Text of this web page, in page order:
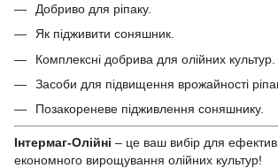
Добриво для ріпаку.
Як підживити соняшник.
Комплексні добрива для олійних культур.
Засоби для підвищення врожайності
Позакореневе підживлення соняшнику.
Інтермаг-Олійні – це ваш вибір для
економного вирощування олійних культур!